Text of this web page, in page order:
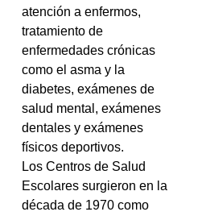
atención a enfermos,
tratamiento de
enfermedades crónicas
como el asma y la
diabetes, exámenes de
salud mental, exámenes
dentales y exámenes
físicos deportivos.
Los Centros de Salud
Escolares surgieron en la
década de 1970 como